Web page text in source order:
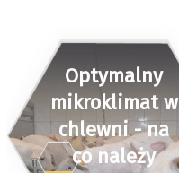
Optymalny
mikroklimat w
chlewni - na
co należy